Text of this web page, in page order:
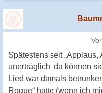
Spätestens seit „Applaus,
unerträglich, da können
Lied war damals
Roque“ hatte (wenn ich